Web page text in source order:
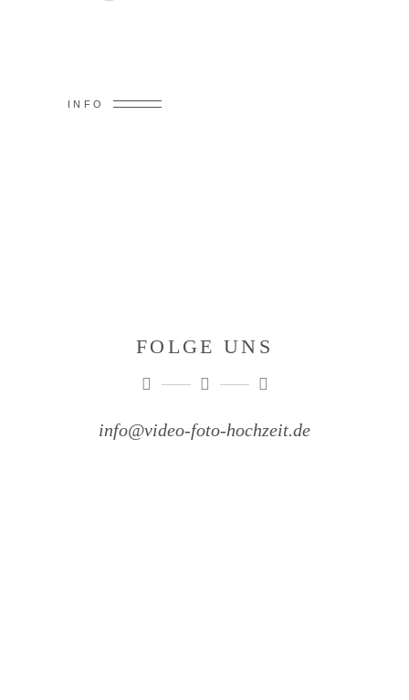
INFO
FOLGE UNS
info@video-foto-hochzeit.de